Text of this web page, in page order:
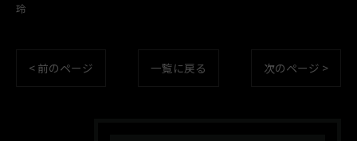
玲
< 前のページ 一覧に戻る 次のページ >